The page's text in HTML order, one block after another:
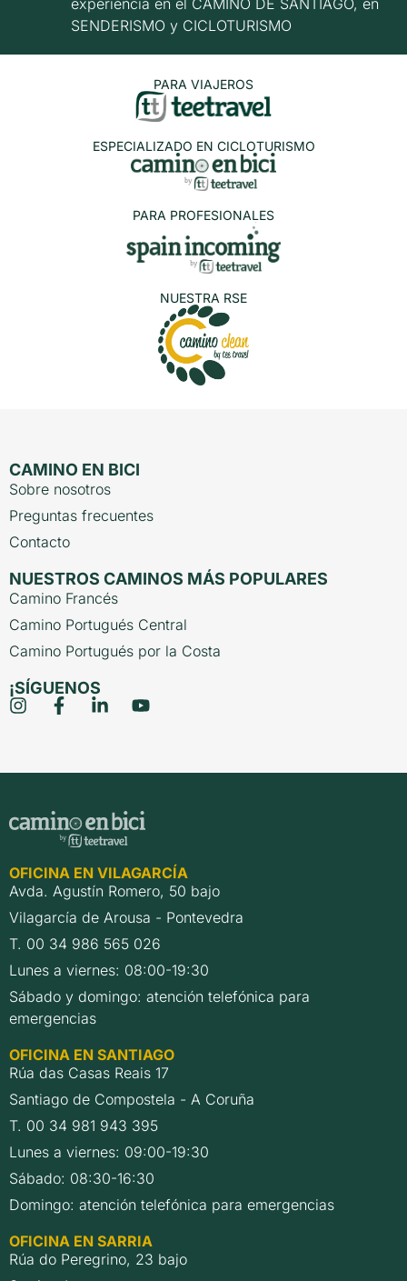
SENDERISMO y CICLOTURISMO
PARA VIAJEROS
ESPECIALIZADO EN CICLOTURISMO
PARA PROFESIONALES
NUESTRA RSE
CAMINO EN BICI
Sobre nosotros
Preguntas frecuentes
Contacto
NUESTROS CAMINOS MÁS POPULARES
Camino Francés
Camino Portugués Central
Camino Portugués por la Costa
¡SÍGUENOS
OFICINA EN VILAGARCÍA
Avda. Agustín Romero, 50 bajo
Vilagarcía de Arousa - Pontevedra
T. 00 34 986 565 026
Lunes a viernes: 08:00-19:30
Sábado y domingo: atención telefónica para
emergencias
OFICINA EN SANTIAGO
Rúa das Casas Reais 17
Santiago de Compostela - A Coruña
T. 00 34 981 943 395
Lunes a viernes: 09:00-19:30
Sábado: 08:30-16:30
Domingo: atención telefónica para emergencias
OFICINA EN SARRIA
Rúa do Peregrino, 23 bajo